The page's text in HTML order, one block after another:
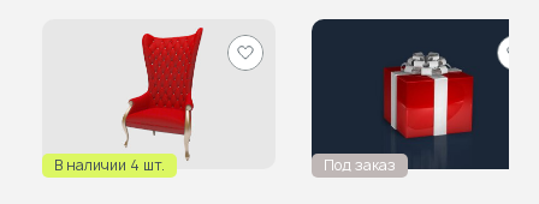
Добавить
в
В наличии 4 шт.
в
Под заказ